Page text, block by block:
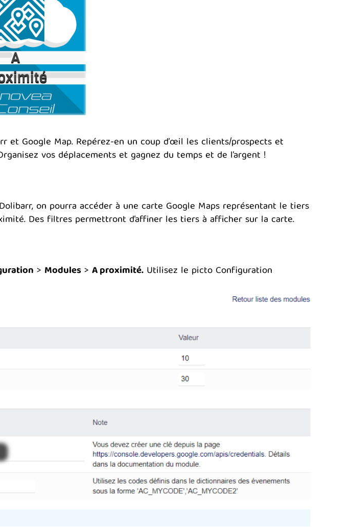
Google Map. Repérez-en un coup d’œil les clients/prospects et
vos déplacements et gagnez du temps et de l’argent !
on pourra accéder à une carte Google Maps représentant le tiers
Des filtres permettront d’affiner les tiers à afficher sur la carte.
> Modules> A proximité. Utilisez le picto Configuration